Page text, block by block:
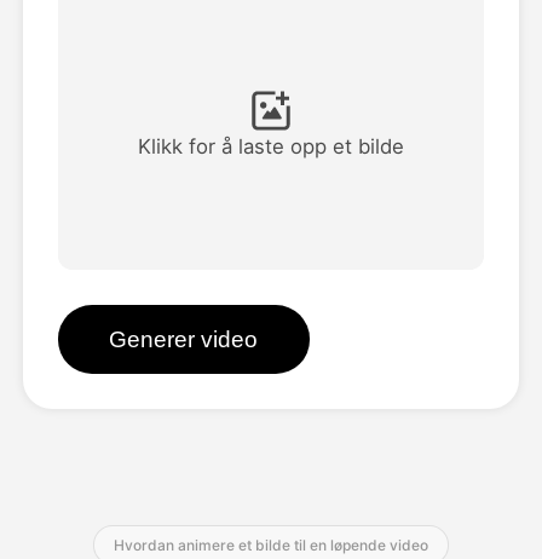
Se alle maler
Blogg
Klikk for å laste opp et bilde
Generer video
Hvordan animere et bilde til en løpende video